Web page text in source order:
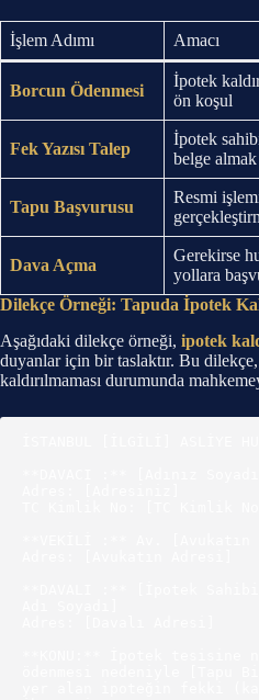
İşlem Adımı Amacı
Borcun Ödenmesi
İpotek
ön koşul
Fek Yazısı Talep
İpotek
belge almak
Tapu Başvurusu
Resmi
Dava Açma
Gerekirse
yollara
Dilekçe Örneği: Tapuda İpotek
Aşağıdaki dilekçe örneği, ipotek
duyanlar için bir taslaktır. Bu
kaldırılmaması durumunda